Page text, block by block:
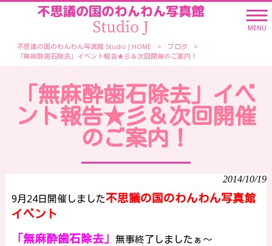
MENU
不思議の国のわんわん写真館 Studio J HOME > ブログ
>
「無麻酔歯石除去」イベント報告★彡＆次回開催のご案内！
「無麻酔歯石除去」イベ
ント報告★彡＆次回開催
のご案内！
2014/10/19
9月24日開催しました不思議の国のわんわん写真館
イベント
「無麻酔歯石除去」 無事終了しましたぁ～